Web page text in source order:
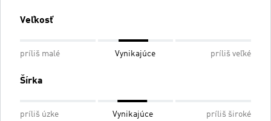
Veľkosť
príliš malé Vynikajúce príliš veľké
Šírka
príliš úzke Vynikajúce príliš široké